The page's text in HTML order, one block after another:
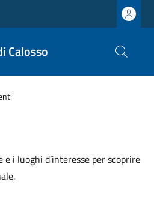
Calosso
i luoghi d’interesse per scoprire